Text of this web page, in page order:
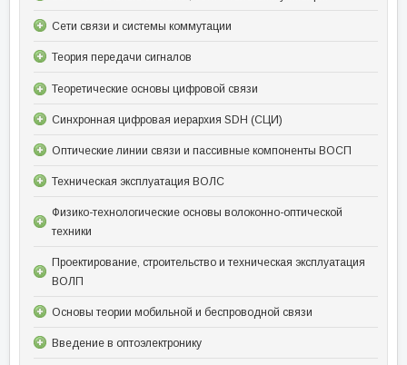
Сети связи и системы коммутации
Теория передачи сигналов
Теоретические основы цифровой связи
Синхронная цифровая иерархия SDH (СЦИ)
Оптические линии связи и пассивные компоненты ВОСП
Техническая эксплуатация ВОЛС
Физико-технологические основы волоконно-оптической
техники
Проектирование, строительство и техническая эксплуатация
ВОЛП
Основы теории мобильной и беспроводной связи
Введение в оптоэлектронику